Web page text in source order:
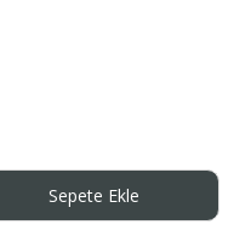
Sepete Ekle